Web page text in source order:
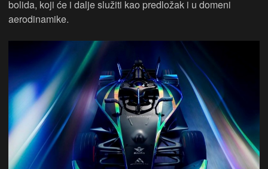
bolida, koji će i dalje služiti kao predložak i u domeni
aerodinamike.